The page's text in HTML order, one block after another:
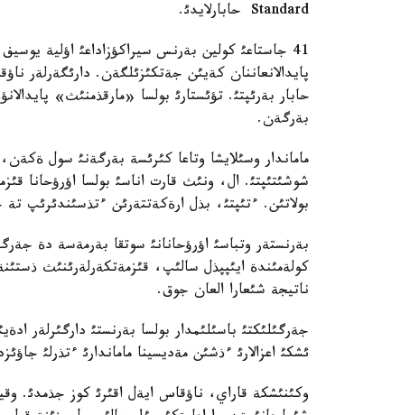
Standard حابارلايدئ.
41 جاستاعئ كولين بةرنس سيراكؤزاداعئ اؤلية
پايدالانعاننان كةيئن جةتكئزئلگةن. دارئگةرلةر
حابار بةرئپتئ. تؤئستارئ بولسا «مارقذمنئث»
بةرگةن.
ماماندار وسئلايشا وتاعا كئرئسة بةرگةنئ سول
شوشئتئپتئ. ال، ونئث قارت اناسئ بولسا اؤرؤحانا
بولاتئن. ءتئپتئ، بذل ارةكةتتةرئن ءتذسئندئرئپ
كولةمئندة ايئپپذل سالئپ، قئزمةتكةرلةرئنئث
ناتيجة شئعارا العان جوق.
جةرگئلئكتئ باسئلئمدار بولسا بةرنستئ دارگئرلةر
ئشكئ اعزالارئ ءذشئن مةديسينا ماماندارئ ءتذرلئ
وكئنئشكة قاراي، ناؤقاس ايةل اقئرئ كوز جذمدئ.